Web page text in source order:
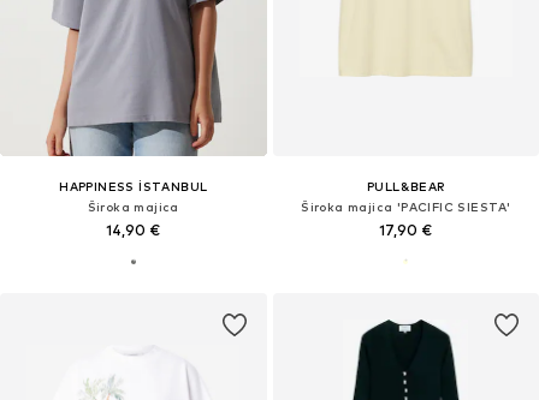
HAPPINESS İSTANBUL
Široka majica
14,90 €
PULL&BEAR
Široka majica 'PACIFIC SIESTA'
17,90 €